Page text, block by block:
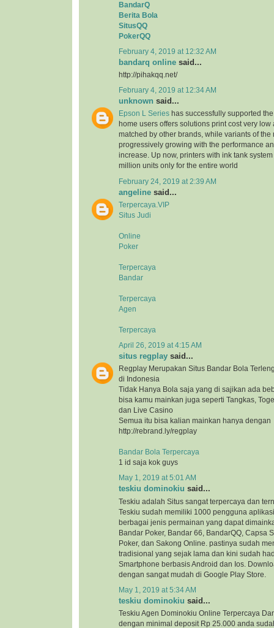
BandarQ
Berita Bola
SitusQQ
PokerQQ
February 4, 2019 at 12:32 AM
bandarq online said...
http://pihakqq.net/
February 4, 2019 at 12:34 AM
unknown said...
Epson L Series has successfully supported
home users offers solutions print cost very low
matched by other brands, while variants of the
progressively growing with the performance
increase. Up now, printers with ink tank
million units only for the entire world
February 24, 2019 at 2:39 AM
angeline said...
Terpercaya.VIP
Situs Judi
Online
Poker
Terpercaya
Bandar
Terpercaya
Agen
Terpercaya
April 26, 2019 at 4:15 AM
situs regplay said...
Regplay Merupakan Situs Bandar Bola
di Indonesia
Tidak Hanya Bola saja yang di sajikan ada
bisa kamu mainkan juga seperti Tangkas,
dan Live Casino
Semua itu bisa kalian mainkan hanya dengan
http://rebrand.ly/regplay
Bandar Bola Terpercaya
1 id saja kok guys
May 1, 2019 at 5:01 AM
teskiu dominokiu said...
Teskiu adalah Situs sangat terpercaya dan
Teskiu sudah memiliki 1000 pengguna
berbagai jenis permainan yang dapat
Bandar Poker, Bandar 66, BandarQQ, Capsa
Poker, dan Sakong Online. pastinya sudah
tradisional yang sejak lama dan kini sudah
Smartphone berbasis Android dan Ios.
dengan sangat mudah di Google Play Store.
May 1, 2019 at 5:34 AM
teskiu dominokiu said...
Teskiu Agen Dominokiu Online Terpercaya
dengan minimal deposit Rp 25.000 anda